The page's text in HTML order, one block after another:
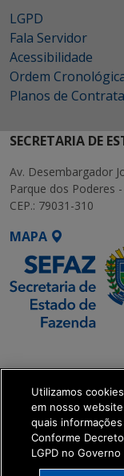
LGPD
Fala Servidor
Acessibilidade
Ordem
Planos de
SECRETARIA DE
Av. Desembargador
Parque dos Poderes
CEP.: 79031-310
MAPA
Executiva de
Transformação
get_footer();
Utilizamos
em nosso
quais
Conforme
LGPD no